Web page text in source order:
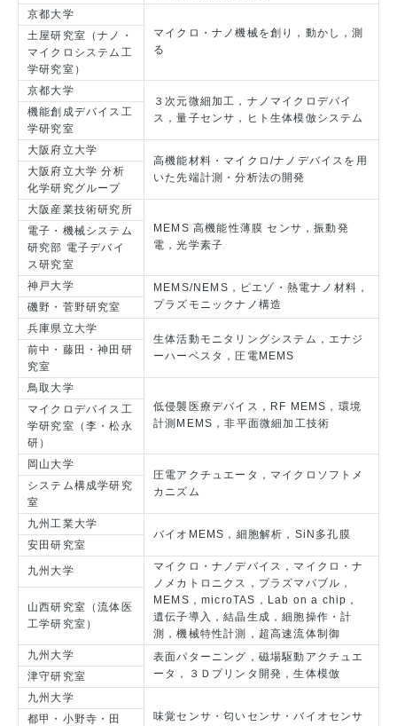
京都大学
マイクロ・ナノ機械を創り，動かし，測
る
土屋研究室（ナノ・
マイクロシステム工
学研究室）
京都大学
３次元微細加工，ナノマイクロデバイ
ス，量子センサ，ヒト生体模倣システム
機能創成デバイス工
学研究室
大阪府立大学
高機能材料・マイクロ/ナノデバイスを用
いた先端計測・分析法の開発
大阪府立大学 分析
化学研究グループ
大阪産業技術研究所
MEMS 高機能性薄膜 センサ，振動発
電，光学素子
電子・機械システム
研究部 電子デバイ
ス研究室
神戸大学
MEMS/NEMS，ピエゾ・熱電ナノ材料，
プラズモニックナノ構造
磯野・菅野研究室
兵庫県立大学
生体活動モニタリングシステム，エナジ
ーハーベスタ，圧電MEMS
前中・藤田・神田研
究室
鳥取大学
低侵襲医療デバイス，RF MEMS，環境
計測MEMS，非平面微細加工技術
マイクロデバイス工
学研究室（李・松永
研）
岡山大学
圧電アクチュエータ，マイクロソフトメ
カニズム
システム構成学研究
室
九州工業大学
バイオMEMS，細胞解析，SiN多孔膜
安田研究室
九州大学
マイクロ・ナノデバイス，マイクロ・ナ
ノメカトロニクス，プラズマバブル，
MEMS，microTAS，Lab on a chip，
遺伝子導入，結晶生成，細胞操作・計
測，機械特性計測，超高速流体制御
山西研究室（流体医
工学研究室）
九州大学
表面パターニング，磁場駆動アクチュエ
ータ，３Ｄプリンタ開発，生体模倣
津守研究室
九州大学
味覚センサ・匂いセンサ・バイオセンサ
都甲・小野寺・田